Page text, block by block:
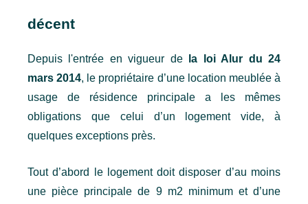
décent
Depuis l'entrée en vigueur de la loi Alur du 24
mars 2014, le propriétaire d’une location meublée à
usage de résidence principale a les mêmes
obligations que celui d’un logement vide, à
quelques exceptions près.
Tout d’abord le logement doit disposer d’au moins